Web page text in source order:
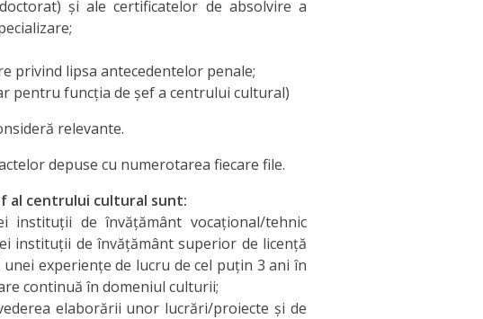
și ale certificatelor de absolvire a
privind lipsa antecedentelor penale;
pentru funcţia de şef a centrului cultural)
relevante.
depuse cu numerotarea fiecare file.
al centrului cultural sunt:
de învățământ vocațional/tehnic
instituții de învățământ superior de licență
experiențe de lucru de cel puțin 3 ani în
continuă în domeniul culturii;
elaborării unor lucrări/proiecte și de